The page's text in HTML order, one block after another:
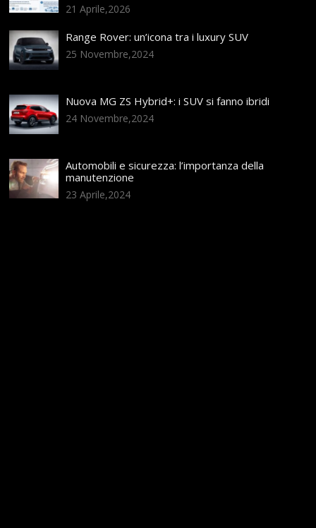
21 Aprile,2026
Range Rover: un’icona tra i luxury SUV
25 Novembre,2024
Nuova MG ZS Hybrid+: i SUV si fanno ibridi
24 Novembre,2024
Automobili e sicurezza: l’importanza della
manutenzione
23 Aprile,2024